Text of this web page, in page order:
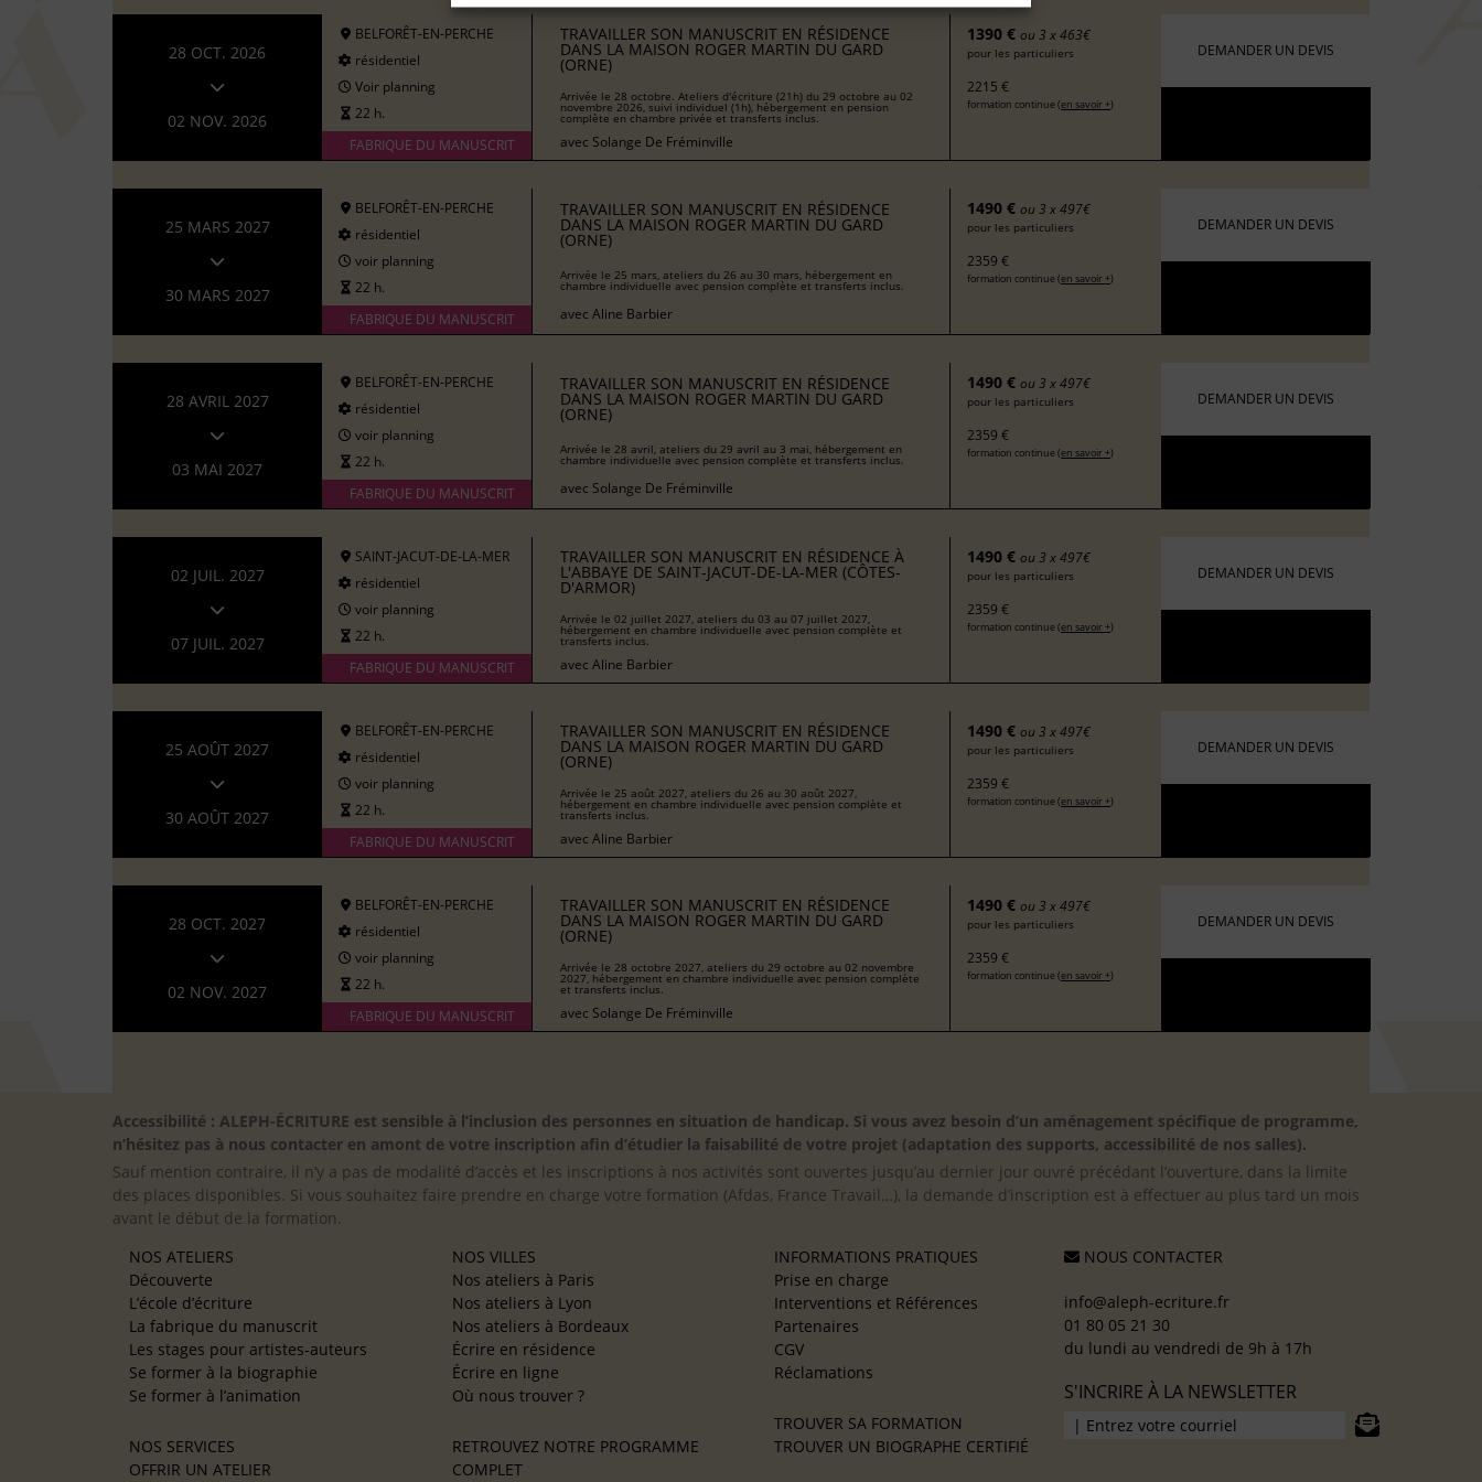
28 OCT. 2026
02 NOV. 2026
BELFORÊT-EN-PERCHE
résidentiel
Voir planning
22 h.
FABRIQUE DU MANUSCRIT
TRAVAILLER SON MANUSCRIT EN RÉSIDENCE
DANS LA MAISON ROGER MARTIN DU GARD
(ORNE)
Arrivée le 28 octobre. Ateliers d'écriture (21h) du 29 octobre au 02
novembre 2026, suivi individuel (1h), hébergement en pension
complète en chambre privée et transferts inclus.
avec Solange De Fréminville
1390 € ou 3 x 463€
pour les particuliers
2215 €
formation continue (en savoir +)
DEMANDER UN DEVIS
25 MARS 2027
30 MARS 2027
BELFORÊT-EN-PERCHE
résidentiel
voir planning
22 h.
FABRIQUE DU MANUSCRIT
TRAVAILLER SON MANUSCRIT EN RÉSIDENCE
DANS LA MAISON ROGER MARTIN DU GARD
(ORNE)
Arrivée le 25 mars, ateliers du 26 au 30 mars, hébergement en
chambre individuelle avec pension complète et transferts inclus.
avec Aline Barbier
1490 € ou 3 x 497€
pour les particuliers
2359 €
formation continue (en savoir +)
DEMANDER UN DEVIS
28 AVRIL 2027
03 MAI 2027
BELFORÊT-EN-PERCHE
résidentiel
voir planning
22 h.
FABRIQUE DU MANUSCRIT
TRAVAILLER SON MANUSCRIT EN RÉSIDENCE
DANS LA MAISON ROGER MARTIN DU GARD
(ORNE)
Arrivée le 28 avril, ateliers du 29 avril au 3 mai, hébergement en
chambre individuelle avec pension complète et transferts inclus.
avec Solange De Fréminville
1490 € ou 3 x 497€
pour les particuliers
2359 €
formation continue (en savoir +)
DEMANDER UN DEVIS
02 JUIL. 2027
07 JUIL. 2027
SAINT-JACUT-DE-LA-MER
résidentiel
voir planning
22 h.
FABRIQUE DU MANUSCRIT
TRAVAILLER SON MANUSCRIT EN RÉSIDENCE À
L'ABBAYE DE SAINT-JACUT-DE-LA-MER (CÔTES-
D'ARMOR)
Arrivée le 02 juillet 2027, ateliers du 03 au 07 juillet 2027,
hébergement en chambre individuelle avec pension complète et
transferts inclus.
avec Aline Barbier
1490 € ou 3 x 497€
pour les particuliers
2359 €
formation continue (en savoir +)
DEMANDER UN DEVIS
25 AOÛT 2027
30 AOÛT 2027
BELFORÊT-EN-PERCHE
résidentiel
voir planning
22 h.
FABRIQUE DU MANUSCRIT
TRAVAILLER SON MANUSCRIT EN RÉSIDENCE
DANS LA MAISON ROGER MARTIN DU GARD
(ORNE)
Arrivée le 25 août 2027, ateliers du 26 au 30 août 2027,
hébergement en chambre individuelle avec pension complète et
transferts inclus.
avec Aline Barbier
1490 € ou 3 x 497€
pour les particuliers
2359 €
formation continue (en savoir +)
DEMANDER UN DEVIS
28 OCT. 2027
02 NOV. 2027
BELFORÊT-EN-PERCHE
résidentiel
voir planning
22 h.
FABRIQUE DU MANUSCRIT
TRAVAILLER SON MANUSCRIT EN RÉSIDENCE
DANS LA MAISON ROGER MARTIN DU GARD
(ORNE)
Arrivée le 28 octobre 2027, ateliers du 29 octobre au 02 novembre
2027, hébergement en chambre individuelle avec pension complète
et transferts inclus.
avec Solange De Fréminville
1490 € ou 3 x 497€
pour les particuliers
2359 €
formation continue (en savoir +)
DEMANDER UN DEVIS
Accessibilité : ALEPH-ÉCRITURE est sensible à l’inclusion des personnes en situation de handicap. Si vous avez besoin d’un aménagement spécifique de programme,
n’hésitez pas à nous contacter en amont de votre inscription afin d’étudier la faisabilité de votre projet (adaptation des supports, accessibilité de nos salles).
Sauf mention contraire, il n’y a pas de modalité d’accès et les inscriptions à nos activités sont ouvertes jusqu’au dernier jour ouvré précédant l’ouverture, dans la limite
des places disponibles. Si vous souhaitez faire prendre en charge votre formation (Afdas, France Travail…), la demande d’inscription est à effectuer au plus tard un mois
avant le début de la formation.
NOS ATELIERS
Découverte
L’école d’écriture
La fabrique du manuscrit
Les stages pour artistes-auteurs
Se former à la biographie
Se former à l’animation
NOS SERVICES
OFFRIR UN ATELIER
NOS VILLES
Nos ateliers à Paris
Nos ateliers à Lyon
Nos ateliers à Bordeaux
Écrire en résidence
Écrire en ligne
Où nous trouver ?
RETROUVEZ NOTRE PROGRAMME
COMPLET
INFORMATIONS PRATIQUES
Prise en charge
Interventions et Références
Partenaires
CGV
Réclamations
TROUVER SA FORMATION
TROUVER UN BIOGRAPHE CERTIFIÉ
NOUS CONTACTER
info@aleph-ecriture.fr
01 80 05 21 30
du lundi au vendredi de 9h à 17h
S'INCRIRE À LA NEWSLETTER